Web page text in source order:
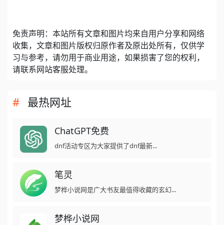
免责声明：本站所有文章和图片均来自用户分享和网络
收集，文章和图片版权归原作者及原出处所有，仅供学
习与参考，请勿用于商业用途，如果损害了您的权利，
请联系网站客服处理。
最热网址
ChatGPT免费
dnf活动专区为大家提供了dnf最新...
笔灵
梦桦小说网是广大书友最值得收藏的玄幻...
梦桦小说网